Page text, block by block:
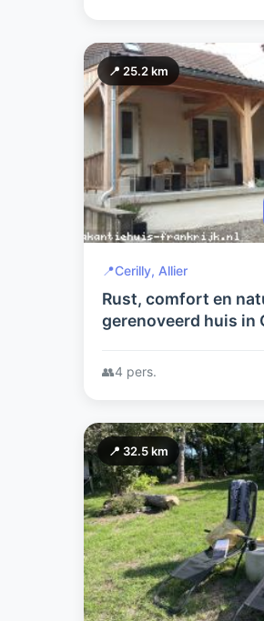
📍 25.2 km
📍Cerilly, Allier
Rust, comfort en
gerenoveerd huis in
👥4 pers.
📍 32.5 km